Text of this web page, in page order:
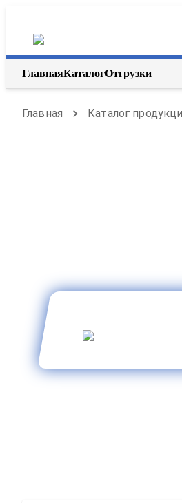
ГлавнаяКаталогОтгрузки
Главная Каталог